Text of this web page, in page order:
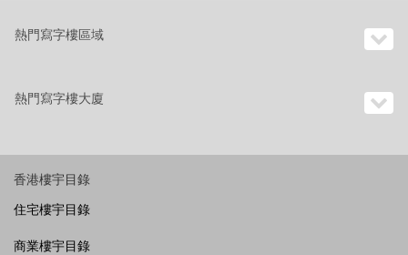
熱門寫字樓區域
熱門寫字樓大廈
香港樓宇目錄
住宅樓宇目錄
商業樓宇目錄